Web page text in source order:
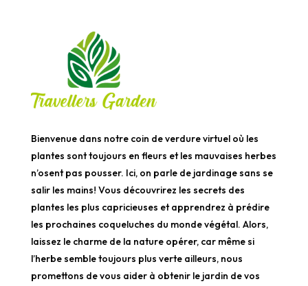
Bienvenue dans notre coin de verdure virtuel où les
plantes sont toujours en fleurs et les mauvaises herbes
n’osent pas pousser. Ici, on parle de jardinage sans se
salir les mains! Vous découvrirez les secrets des
plantes les plus capricieuses et apprendrez à prédire
les prochaines coqueluches du monde végétal. Alors,
laissez le charme de la nature opérer, car même si
l’herbe semble toujours plus verte ailleurs, nous
promettons de vous aider à obtenir le jardin de vos